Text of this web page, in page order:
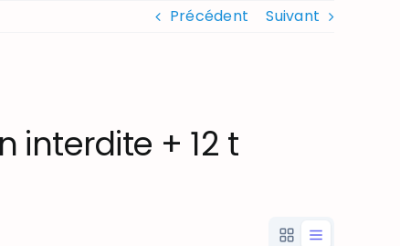
Précédent Suivant
interdite + 12 t